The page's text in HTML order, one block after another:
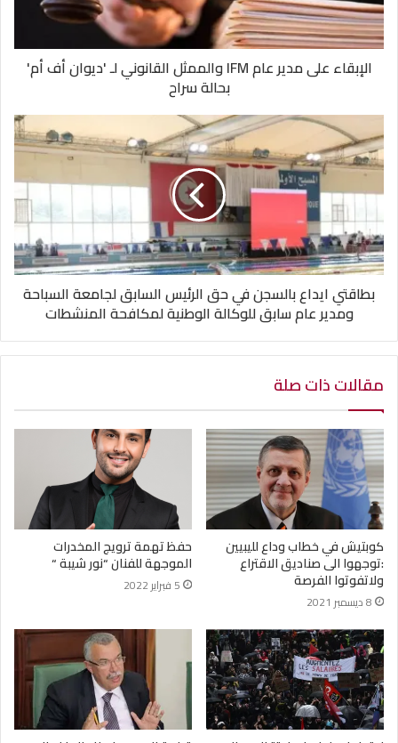
الإبقاء على مدير عام IFM والممثل القانوني لـ 'ديوان أف أم'
بحالة سراح
بطاقتي ايداع بالسجن في حق الرئيس السابق لجامعة السباحة
ومدير عام سابق للوكالة الوطنية لمكافحة المنشطات
مقالات ذات صلة
كوبتيش في خطاب وداع لليبيين
:توجهوا الى صناديق الاقتراع
ولاتفوتوا الفرصة
8 ديسمبر 2021
حفظ تهمة ترويج المخدرات
الموجهة للفنان “نور شيبة “
5 فبراير 2022